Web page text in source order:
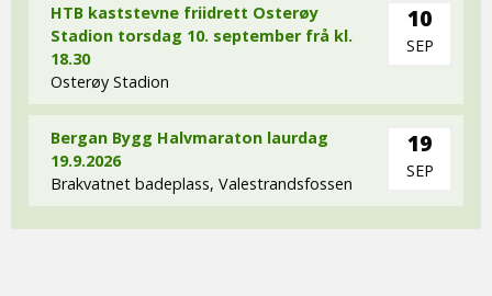
HTB kaststevne friidrett Osterøy
Stadion torsdag 10. september frå kl.
18.30
Osterøy Stadion
10
SEP
Bergan Bygg Halvmaraton laurdag
19.9.2026
Brakvatnet badeplass, Valestrandsfossen
19
SEP